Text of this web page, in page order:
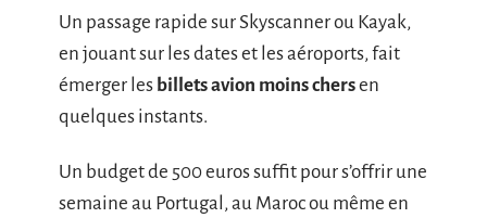
Un passage rapide sur Skyscanner ou Kayak,
en jouant sur les dates et les aéroports, fait
émerger les billets avion moins chersen
quelques instants.
Un budget de 500 euros suffit pour s’offrir une
semaine au Portugal, au Maroc ou même en